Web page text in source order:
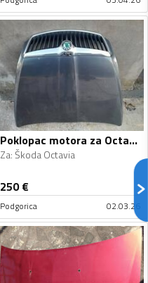
Poklopac motora za Octavia
Za:Škoda Octavia
250€
Podgorica 02.03.26